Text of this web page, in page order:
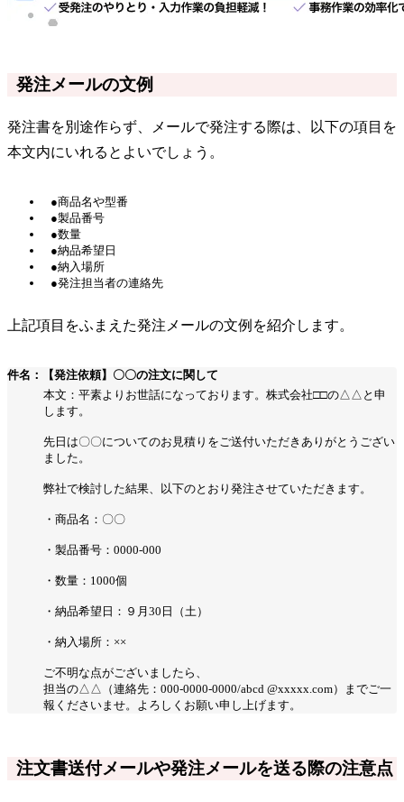
発注メールの文例
発注書を別途作らず、メールで発注する際は、以下の項目を
本文内にいれるとよいでしょう。
●商品名や型番
●製品番号
●数量
●納品希望日
●納入場所
●発注担当者の連絡先
上記項目をふまえた発注メールの文例を紹介します。
件名：【発注依頼】〇〇の注文に関して
本文：平素よりお世話になっております。株式会社□□の△△と申
します。
先日は〇〇についてのお見積りをご送付いただきありがとうござい
ました。
弊社で検討した結果、以下のとおり発注させていただきます。
・商品名：〇〇
・製品番号：0000-000
・数量：1000個
・納品希望日：９月30日（土）
・納入場所：××
ご不明な点がございましたら、
担当の△△（連絡先：000-0000-0000/abcd @xxxxx.com）までご一
報くださいませ。よろしくお願い申し上げます。
注文書送付メールや発注メールを送る際の注意点